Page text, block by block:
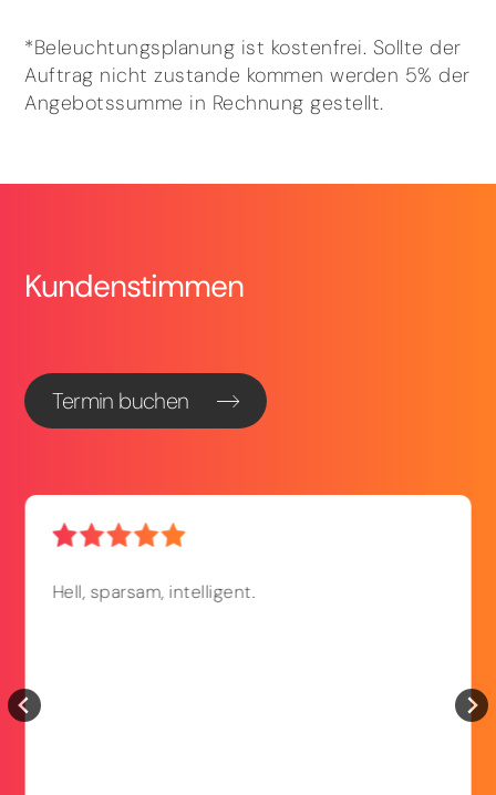
*Beleuchtungsplanung ist kostenfrei. Sollte der
Auftrag nicht zustande kommen werden 5% der
Angebotssumme in Rechnung gestellt.
Kundenstimmen
Termin buchen
Hell, sparsam, intelligent.